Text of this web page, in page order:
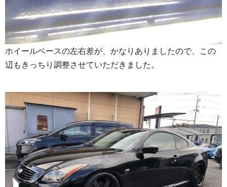
ホイールベースの左右差が、かなりありましたので、この
辺もきっちり調整させていただきました。